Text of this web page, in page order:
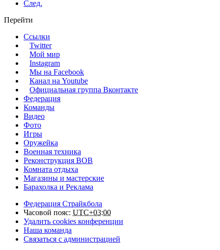
След.
Перейти
Ссылки
Twitter
Мой мир
Instagram
Мы на Facebook
Канал на Youtube
Официальная группа Вконтакте
Федерация
Команды
Видео
Фото
Игры
Оружейка
Военная техника
Реконструкция ВОВ
Комната отдыха
Магазины и мастерские
Барахолка и Реклама
Федерация Страйкбола
Часовой пояс: UTC+03:00
Удалить cookies конференции
Наша команда
Связаться с администрацией